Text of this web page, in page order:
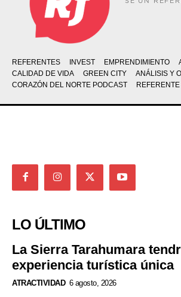
REFERENTES INVEST EMPRENDIMIENTO
CALIDAD DE VIDA
GREEN CITY
ANÁLISIS Y
CORAZÓN DEL NORTE PODCAST
REFERENTE
LO ÚLTIMO
La Sierra Tarahumara
experiencia turística única
ATRACTIVIDAD 6 agosto, 2026